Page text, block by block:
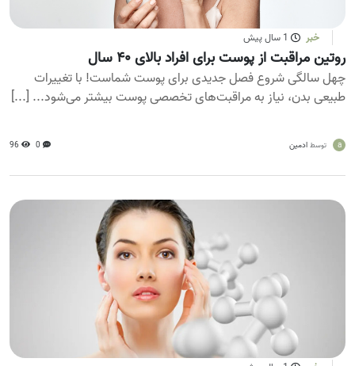
خبر 1 سال پیش
روتین مراقبت از پوست برای افراد بالای ۴۰ سال
چهل سالگی شروع فصل جدیدی برای پوست شماست! با تغییرات
طبیعی بدن، نیاز به مراقبت‌های تخصصی پوست بیشتر می‌شود... [...]
a توسط ادمین 0
96